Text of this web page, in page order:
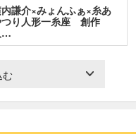
謙介×みょんふぁ×糸あ
つり人形一糸座 創作
…
む